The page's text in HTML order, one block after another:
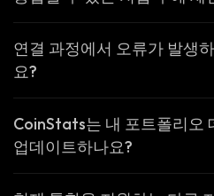
연결 과정에서 오류가 발생
요?
CoinStats는 내 포트폴리오
업데이트하나요?